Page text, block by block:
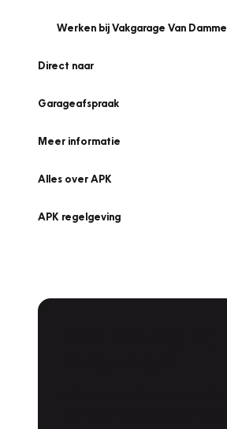
Werken bij Vakgarage Van Damme
Direct naar
Garageafspraak
Meer informatie
Alles over APK
APK regelgeving